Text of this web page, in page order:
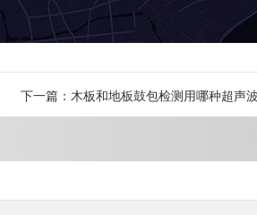
下一篇：木板和地板鼓包检测用哪种超声